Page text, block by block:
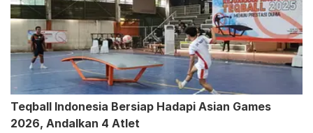
Teqball Indonesia Bersiap Hadapi Asian Games
2026, Andalkan 4 Atlet